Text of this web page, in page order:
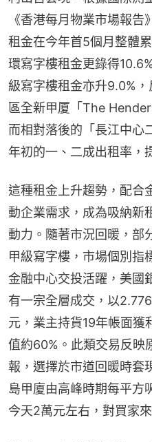
《香港每月物業市場報
租金在今年首5個月整體
環寫字樓租金更錄得
級寫字樓租金亦升9.0%
區全新甲厦「The
而相對落後的「長江中心
年初的一、二成出租率，
這種租金上升趨勢，配合
動企業需求，成為吸納新
動力。隨著市況回暖，部
甲級寫字樓，市場個別指
金融中心交投活躍，美國
有一宗全層成交，以
元，業主持貨19年帳面獲
值約60%。此類交易反映
報，選擇於市道回暖時套
島甲廈由高峰時期每平方
今天2萬元左右，對買家